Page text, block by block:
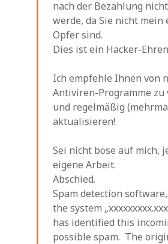
nach der Bezahlung
werde, da Sie nicht mein
Opfer sind.
Dies ist ein Hacker-
Ich empfehle Ihnen von
Antiviren-Programme zu
und regelmäßig
aktualisieren!
Sei nicht böse auf mich,
eigene Arbeit.
Abschied.
Spam detection
the system
has identified this
possible spam. The